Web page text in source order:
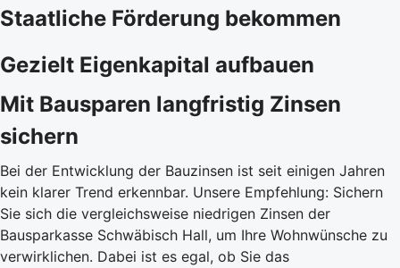
Staatliche Förderung bekommen
Gezielt Eigenkapital aufbauen
Mit Bausparen langfristig Zinsen
sichern
Bei der Entwicklung der Bauzinsen ist seit einigen Jahren
kein klarer Trend erkennbar. Unsere Empfehlung: Sichern
Sie sich die vergleichsweise niedrigen Zinsen der
Bausparkasse Schwäbisch Hall, um Ihre Wohnwünsche zu
verwirklichen. Dabei ist es egal, ob Sie das